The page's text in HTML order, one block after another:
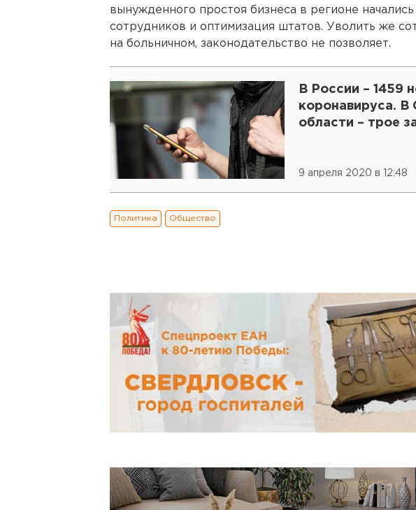
вынужденного простоя бизнеса в регионе
сотрудников и оптимизация штатов. Уволить же
на больничном, законодательство не позволяет.
В России – 1459
коронавируса. В
области – трое
9 апреля 2020 в 12:48
Политика Общество